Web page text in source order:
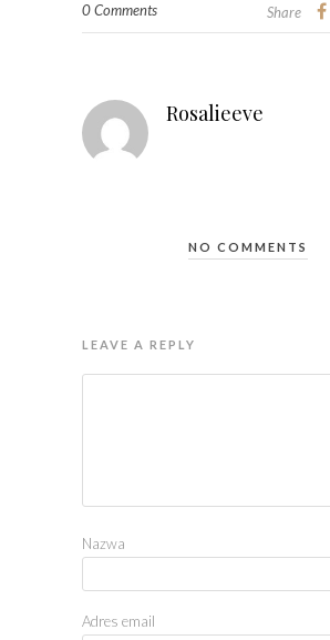
0 Comments Share
Rosalieeve
NO COMMENTS
LEAVE A REPLY
Nazwa
Adres email